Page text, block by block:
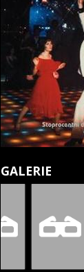
GALERIE